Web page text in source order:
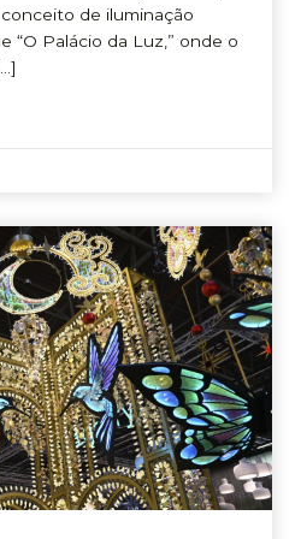
de iluminação
“O Palácio da Luz,” onde o